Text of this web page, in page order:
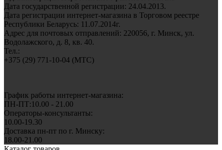
Дата государственной регистрации: 24.04.2013.
Дата регистрации интернет-магазина в Торговом реестре
Республики Беларусь: 11.07.2014г.
Адрес для почтовых отправлений: 220056, г. Минск, ул.
Водолажского, д. 8, кв. 40.
Тел.:
+375 (29) 771-10-04 (MTC)
График работы интернет-магазина:
ПН-ПТ:10.00 - 21.00
Операторы-консультанты:
10.00-19.30
Доставка пн-пт по г. Минску:
18.00-21.00